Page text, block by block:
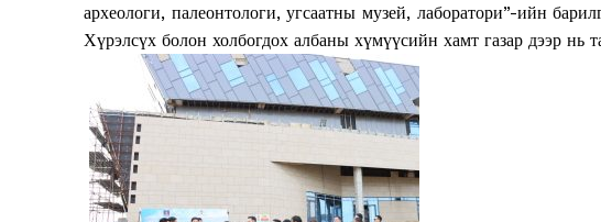
археологи, палеонтологи, угсаатны музей, лаборатори”-ийн
Хүрэлсүх болон холбогдох албаны хүмүүсийн хамт газар дээр нь